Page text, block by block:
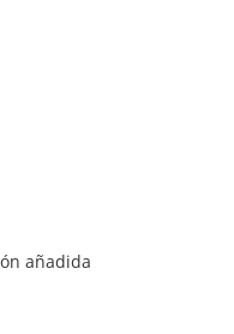
añadida